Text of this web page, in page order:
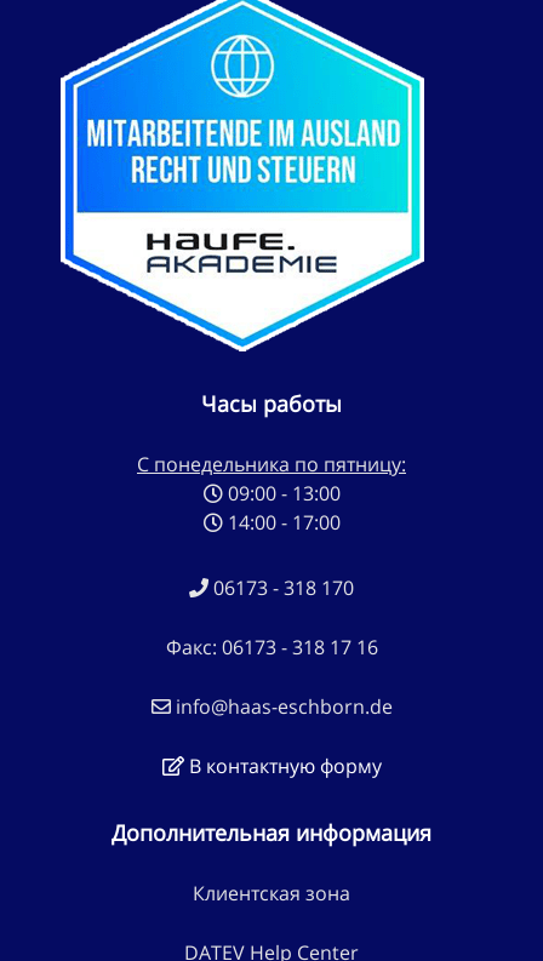
Часы работы
С понедельника по пятницу:
09:00 - 13:00
14:00 - 17:00
06173 - 318 170
Факс: 06173 - 318 17 16
info@haas-eschborn.de
В контактную форму
Дополнительная информация
Клиентская зона
DATEV Help Center